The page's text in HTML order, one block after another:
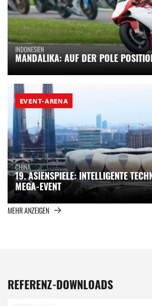
INDONESIEN
MANDALIKA: AUF DER POLE
EVENT-ARENA
CHINA
19. ASIENSPIELE: INTELLIGENTE
MEGA-EVENT
MEHR ANZEIGEN
REFERENZ-DOWNLOADS